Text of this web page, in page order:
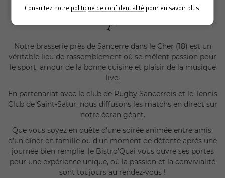
Consultez notre politique de confidentialité pour en savoir plus.
CONTACT
au Bistro’Quai à Saint-Satur (18), Cher
Notre brasserie près de Sancerre dans le Cher (18) est un
véritable lieu de rassemblement où se mêlent passion pour
le sport, amour de la bonne cuisine et plaisir de la musique
live.
En partenariat avec le club de Rugby Sancerrois et le Tennis
Club de Saint-Satur, nous diffusons les matchs en direct sur
notre écran géant.
Que vous soyez en quête d'une soirée animée entre amis,
d'un dîner en famille ou d'un moment de détente après une
journée bien remplie, le Bistro’Quai vous ouvre ses portes
pour une expérience unique, où la passion et la convivialité
sont toujours au rendez-vous !